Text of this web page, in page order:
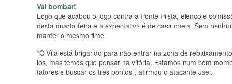
Vai bombar!
Logo que acabou o jogo contra a Ponte Preta, elenco e
desta quarta-feira e a expectativa é de casa cheia. Sem
manter o mesmo time.
“O Vila está brigando para não entrar na zona de
los, mas temos que pensar na vitória. Estamos num bom
fatores e buscar os três pontos”, afirmou o atacante Jael.